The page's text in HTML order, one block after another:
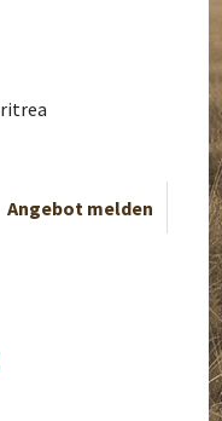
Angebot melden